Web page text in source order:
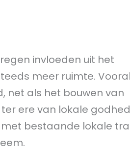
invloeden uit het
meer ruimte. Vooral
net als het bouwen van
ere van lokale
bestaande lokale